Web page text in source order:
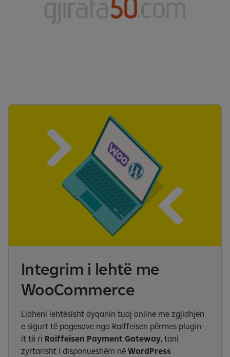
Integrim i lehtë me
WooCommerce
Lidheni lehtësisht dyqanin tuaj online me zgjidhjen
e sigurt të pagesave nga Raiffeisen përmes plugin-
it të ri Raiffeisen Payment Gateway, tani
zyrtarisht i disponueshëm në WordPress